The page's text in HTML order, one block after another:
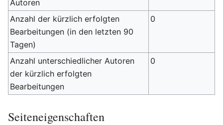
Autoren
Anzahl der kürzlich erfolgten
Bearbeitungen (in den letzten 90
Tagen)
0
Anzahl unterschiedlicher Autoren
der kürzlich erfolgten
Bearbeitungen
0
Seiteneigenschaften